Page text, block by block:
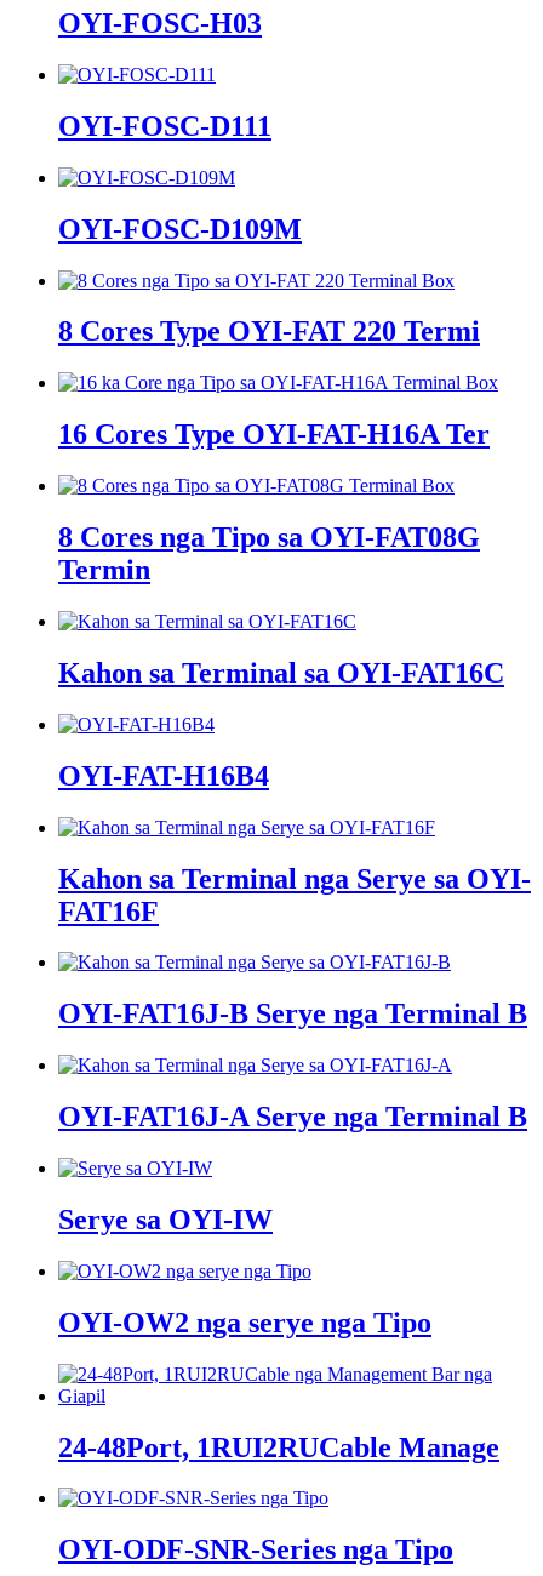
OYI-FOSC-H03
OYI-FOSC-D111
OYI-FOSC-D109M
8 Cores Type OYI-FAT 220 Termi
16 Cores Type OYI-FAT-H16A Ter
8 Cores nga Tipo sa OYI-FAT08G
Termin
Kahon sa Terminal sa OYI-FAT16C
OYI-FAT-H16B4
Kahon sa Terminal nga Serye sa OYI-
FAT16F
OYI-FAT16J-B Serye nga Terminal B
OYI-FAT16J-A Serye nga Terminal B
Serye sa OYI-IW
OYI-OW2 nga serye nga Tipo
24-48Port, 1RUI2RUCable Manage
OYI-ODF-SNR-Series nga Tipo